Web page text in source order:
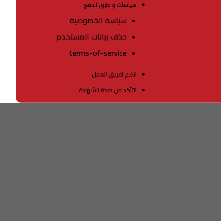
سياسات و طرق الدفع
سياسة الخصوصية
حذف بيانات المستخدم
terms-of-service
انضم لفريق العمل
التأكد من صحة الشهادة